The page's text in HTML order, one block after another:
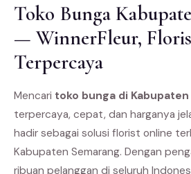
Toko Bunga
— WinnerFleur,
Terpercaya
Mencari toko bunga di
terpercaya, cepat, dan harganya
hadir sebagai solusi florist online
Kabupaten Semarang. Dengan
ribuan pelanggan di seluruh